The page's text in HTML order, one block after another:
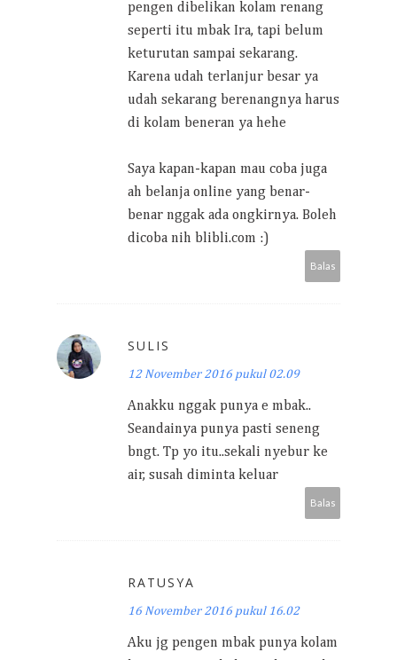
pengen dibelikan kolam renang
seperti itu mbak Ira, tapi belum
keturutan sampai sekarang.
Karena udah terlanjur besar ya
udah sekarang berenangnya harus
di kolam beneran ya hehe
Saya kapan-kapan mau coba juga
ah belanja online yang benar-
benar nggak ada ongkirnya. Boleh
dicoba nih blibli.com :)
Balas
SULIS
12 November 2016 pukul 02.09
Anakku nggak punya e mbak..
Seandainya punya pasti seneng
bngt. Tp yo itu..sekali nyebur ke
air, susah diminta keluar
Balas
RATUSYA
16 November 2016 pukul 16.02
Aku jg pengen mbak punya kolam